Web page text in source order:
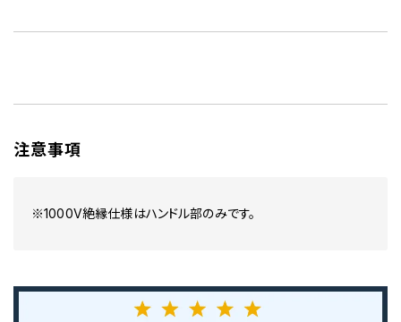
注意事項
※1000V絶縁仕様はハンドル部のみです。